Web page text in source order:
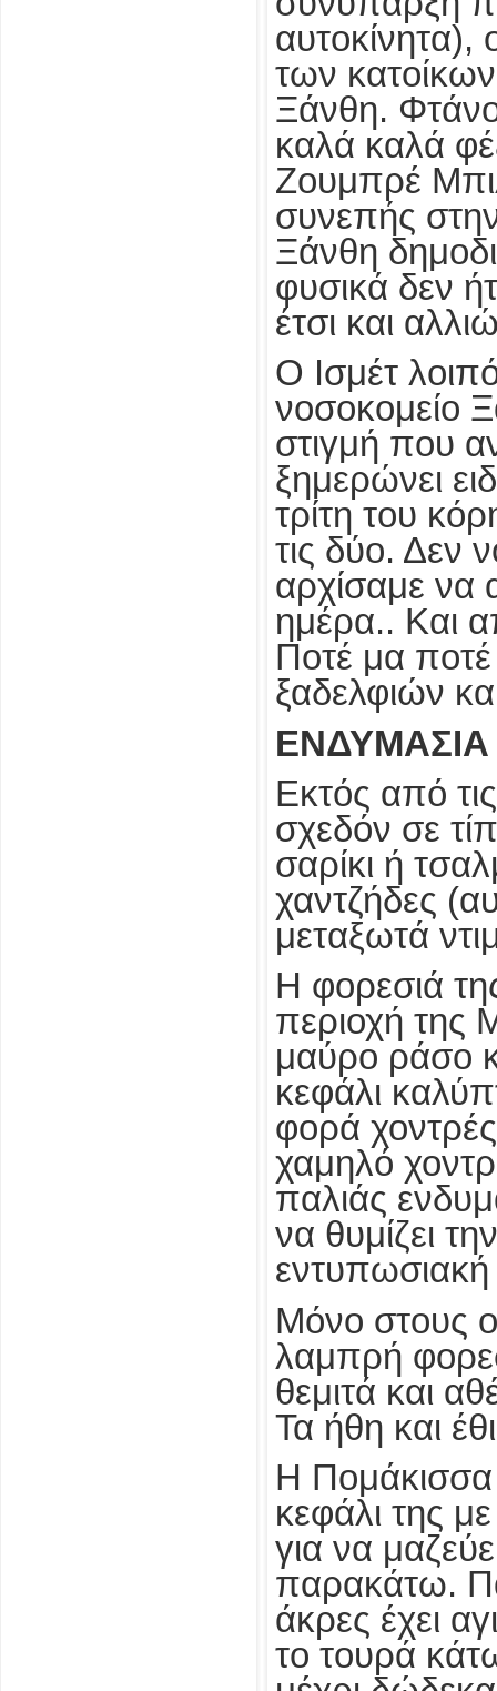
αυτοκίνητα),
των
Ξάνθη.
καλά καλά
Ζουμπρέ
συνεπής
Ξάνθη
φυσικά δεν
έτσι και
Ο Ισμέτ
νοσοκομείο
στιγμή που
ξημερώνει
τρίτη του
τις δύο. Δεν
αρχίσαμε να
ημέρα.. Και
Ποτέ μα ποτέ
ξαδελφιών
ΕΝΔΥΜΑΣΙΑ
Εκτός από
σχεδόν σε
σαρίκι ή
χαντζήδες
μεταξωτά
Η φορεσιά
περιοχή της
μαύρο ράσο
κεφάλι
φορά
χαμηλό
παλιάς
να θυμίζει
Μόνο στους
λαμπρή
θεμιτά και
Τα ήθη και
Η Πομάκισσα
κεφάλι της
για να
παρακάτω.
άκρες έχει
το τουρά